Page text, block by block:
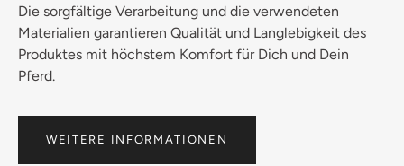
Die sorgfältige Verarbeitung und die verwendeten
Materialien garantieren Qualität und Langlebigkeit des
Produktes mit höchstem Komfort für Dich und Dein
Pferd.
WEITERE INFORMATIONEN